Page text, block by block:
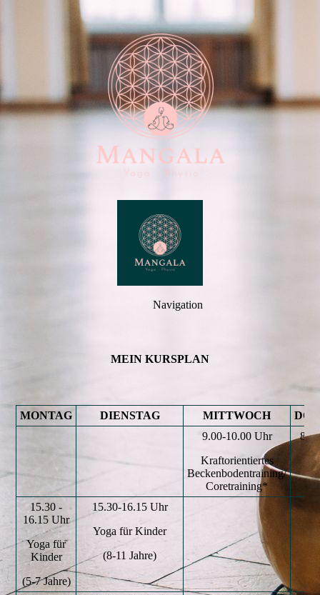
Navigation
MEIN KURSPLAN
MONTAG DIENSTAG MITTWOCH
9.00-10.00 Uhr
Kraftorientiertes
Beckenbodentraining/
Coretraining*
15.30 -
16.15 Uhr
Yoga für
Kinder
(5-7 Jahre)
15.30-16.15 Uhr
Yoga für Kinder
(8-11 Jahre)